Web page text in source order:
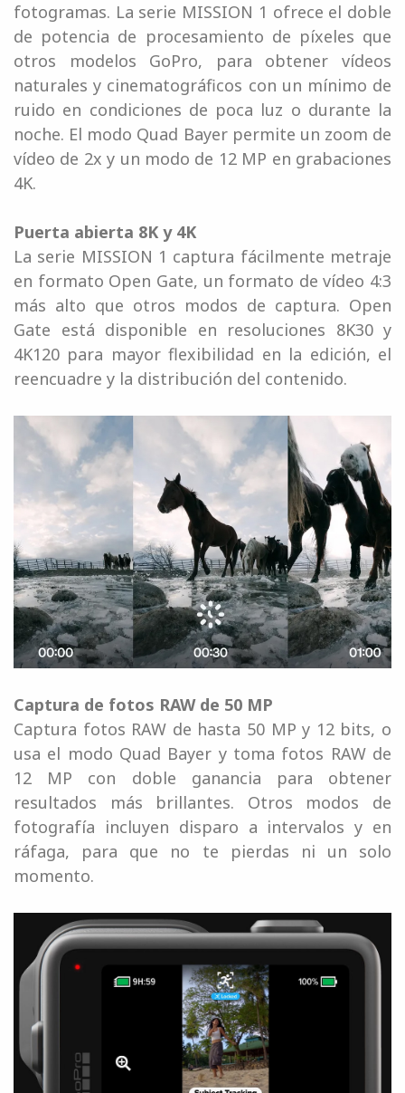
fotogramas. La serie MISSION 1 ofrece el doble
de potencia de procesamiento de píxeles que
otros modelos GoPro, para obtener vídeos
naturales y cinematográficos con un mínimo de
ruido en condiciones de poca luz o durante la
noche. El modo Quad Bayer permite un zoom de
vídeo de 2x y un modo de 12 MP en grabaciones
4K.
Puerta abierta 8K y 4K
La serie MISSION 1 captura fácilmente metraje
en formato Open Gate, un formato de vídeo 4:3
más alto que otros modos de captura. Open
Gate está disponible en resoluciones 8K30 y
4K120 para mayor flexibilidad en la edición, el
reencuadre y la distribución del contenido.
Captura de fotos RAW de 50 MP
Captura fotos RAW de hasta 50 MP y 12 bits, o
usa el modo Quad Bayer y toma fotos RAW de
12 MP con doble ganancia para obtener
resultados más brillantes. Otros modos de
fotografía incluyen disparo a intervalos y en
ráfaga, para que no te pierdas ni un solo
momento.